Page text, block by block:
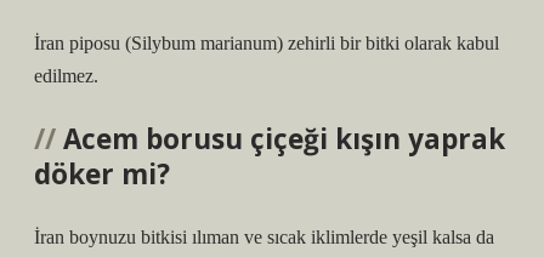
İran piposu (Silybum marianum) zehirli bir bitki olarak kabul
edilmez.
Acem borusu çiçeği kışın yaprak
döker mi?
İran boynuzu bitkisi ılıman ve sıcak iklimlerde yeşil kalsa da